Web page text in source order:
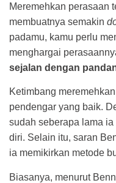
Meremehkan perasaan
membuatnya semakin
padamu, kamu perlu
menghargai
sejalan dengan
Ketimbang
pendengar yang baik.
sudah seberapa lama
diri. Selain itu, saran
ia memikirkan metode
Biasanya, menurut